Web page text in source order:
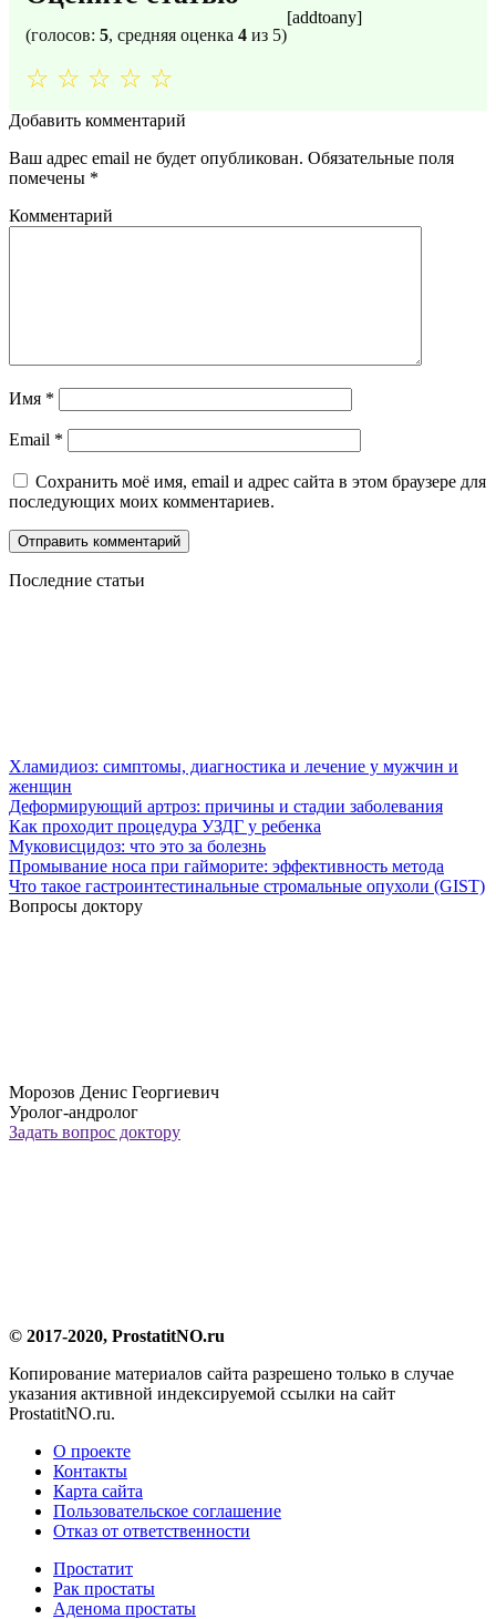
(голосов: 5, средняя оценка 4 из 5)
☆ ☆ ☆ ☆ ☆
[addtoany]
Добавить комментарий
Ваш адрес email не будет опубликован. Обязательные поля
помечены *
Комментарий
Имя *
Email *
Сохранить моё имя, email и адрес сайта в этом браузере для
последующих моих комментариев.
Последние статьи
Хламидиоз: симптомы, диагностика и лечение у мужчин и
женщин
Деформирующий артроз: причины и стадии заболевания
Как проходит процедура УЗДГ у ребенка
Муковисцидоз: что это за болезнь
Промывание носа при гайморите: эффективность метода
Что такое гастроинтестинальные стромальные опухоли (GIST)
Вопросы доктору
Морозов Денис Георгиевич
Уролог-андролог
Задать вопрос доктору
© 2017-2020, ProstatitNO.ru
Копирование материалов сайта разрешено только в случае
указания активной индексируемой ссылки на сайт
ProstatitNO.ru.
О проекте
Контакты
Карта сайта
Пользовательское соглашение
Отказ от ответственности
Простатит
Рак простаты
Аденома простаты